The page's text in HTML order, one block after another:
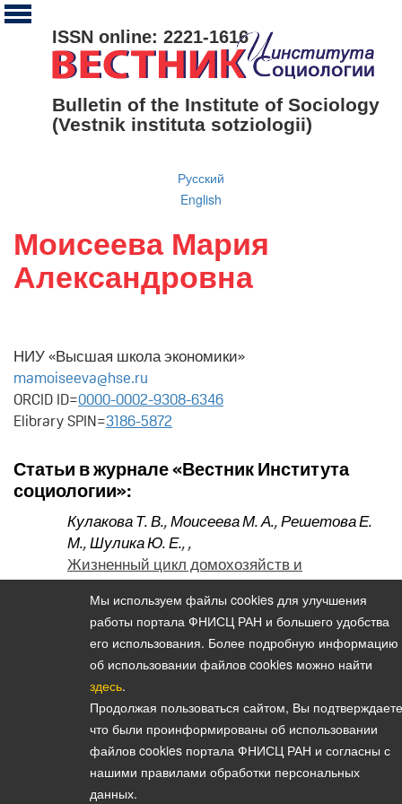
ISSN online: 2221-1616
Bulletin of the Institute of Sociology
(Vestnik instituta sotziologii)
Русский
English
Моисеева Мария
Александровна
НИУ «Высшая школа экономики»
mamoiseeva@hse.ru
ORCID ID=0000-0002-9308-6346
Elibrary SPIN=3186-5872
Статьи в журнале «Вестник Института
социологии»:
Кулакова Т. В.,Моисеева М. А.,Решетова Е.
М.,Шулика Ю. Е.,,
Жизненный цикл домохозяйств и
поколенческие различия как факторы
владения личным автомобилем (2025. Том 16.
№ 49)
Политика конфиденциальности персональных данных
© 2026, Вестник Института социологии
vestnik@isras.ru
Мы используем файлы cookies для улучшения
работы портала ФНИСЦ РАН и большего удобства
его использования. Более подробную информацию
об использовании файлов cookies можно найти
здесь.
Продолжая пользоваться сайтом, Вы
что были проинформированы об использовании
файлов cookies портала ФНИСЦ РАН и согласны с
нашими правилами обработки персональных
данных.